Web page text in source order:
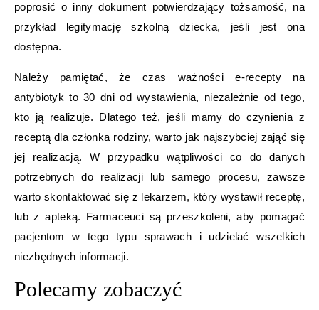
poprosić o inny dokument potwierdzający tożsamość, na
przykład legitymację szkolną dziecka, jeśli jest ona
dostępna.
Należy pamiętać, że czas ważności e-recepty na
antybiotyk to 30 dni od wystawienia, niezależnie od tego,
kto ją realizuje. Dlatego też, jeśli mamy do czynienia z
receptą dla członka rodziny, warto jak najszybciej zająć się
jej realizacją. W przypadku wątpliwości co do danych
potrzebnych do realizacji lub samego procesu, zawsze
warto skontaktować się z lekarzem, który wystawił receptę,
lub z apteką. Farmaceuci są przeszkoleni, aby pomagać
pacjentom w tego typu sprawach i udzielać wszelkich
niezbędnych informacji.
Polecamy zobaczyć